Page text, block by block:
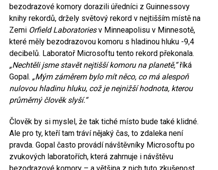
bezodrazové komory dorazili úředníci z Guinnessovy
knihy rekordů, držely světový rekord v nejtišším místě na
Zemi Orfield Laboratoriesv Minneapolisu v Minnesotě,
které měly bezodrazovou komoru s hladinou hluku -9,4
decibelů. Laboratoř Microsoftu tento rekord překonala.
„Nechtěli jsme stavět nejtišší komoru na planetě,“říká
Gopal. „Mým záměrem bylo mít něco, co má alespoň
nulovou hladinu hluku, což je nejnižší hodnota, kterou
průměrný člověk slyší.“
Člověk by si myslel, že tak tiché místo bude také klidné.
Ale pro ty, kteří tam tráví nějaký čas, to zdaleka není
pravda. Gopal často provádí návštěvníky Microsoftu po
zvukových laboratořích, která zahrnuje i návštěvu